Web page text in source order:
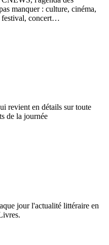
manquer : culture, cinéma,
festival, concert…
revient en détails sur toute
de la journée
jour l'actualité littéraire en